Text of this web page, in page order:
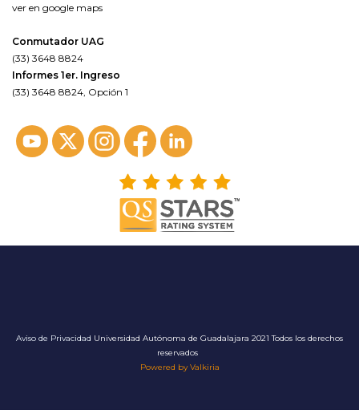
ver en google maps
Conmutador UAG
(33) 3648 8824
Informes 1er. Ingreso
(33) 3648 8824, Opción 1
Aviso de Privacidad Universidad Autónoma de Guadalajara 2021 Todos los derechos
reservados
Powered by Valkiria